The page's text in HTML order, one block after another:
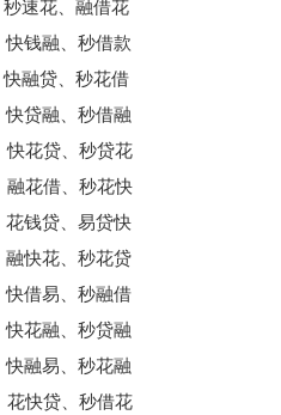
速花、融借花
钱融、秒借款
融贷、秒花借
贷融、秒借融
快花贷、秒贷花
融花借、秒花快
钱贷、易贷快
快花、秒花贷
借易、秒融借
花融、秒贷融
融易、秒花融
花快贷、秒借花